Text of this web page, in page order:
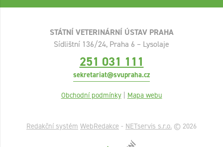
STÁTNÍ VETERINÁRNÍ ÚSTAV PRAHA
Sídlištní 136/24, Praha 6 – Lysolaje
251 031 111
sekretariat@svupraha.cz
Obchodní podmínky | Mapa webu
Redakční systém WebRedakce - NETservis s.r.o. © 2026